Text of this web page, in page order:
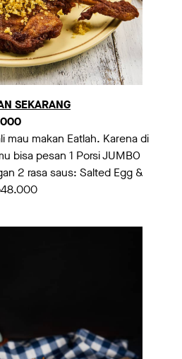
SEKARANG
mau makan Eatlah. Karena di
bisa pesan 1 Porsi JUMBO
2 rasa saus: Salted Egg &